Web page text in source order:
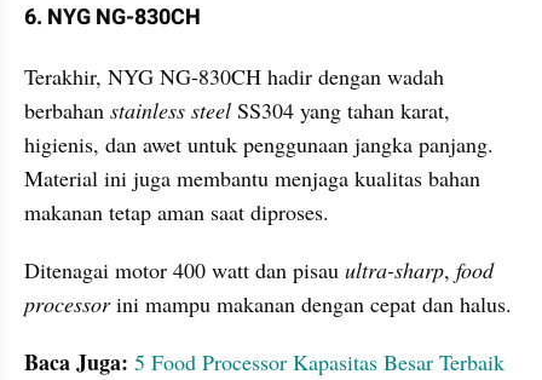
6. NYG NG-830CH
Terakhir, NYG NG-830CH hadir dengan wadah
berbahan stainless steel SS304 yang tahan karat,
higienis, dan awet untuk penggunaan jangka panjang.
Material ini juga membantu menjaga kualitas bahan
makanan tetap aman saat diproses.
Ditenagai motor 400 watt dan pisau ultra-sharp, food
processor ini mampu makanan dengan cepat dan halus.
Baca Juga: 5 Food Processor Kapasitas Besar Terbaik